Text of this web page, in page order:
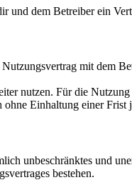
dem Betreiber ein
mit dem
nutzen. Für die
Einhaltung einer Frist
unbeschränktes und
bestehen.